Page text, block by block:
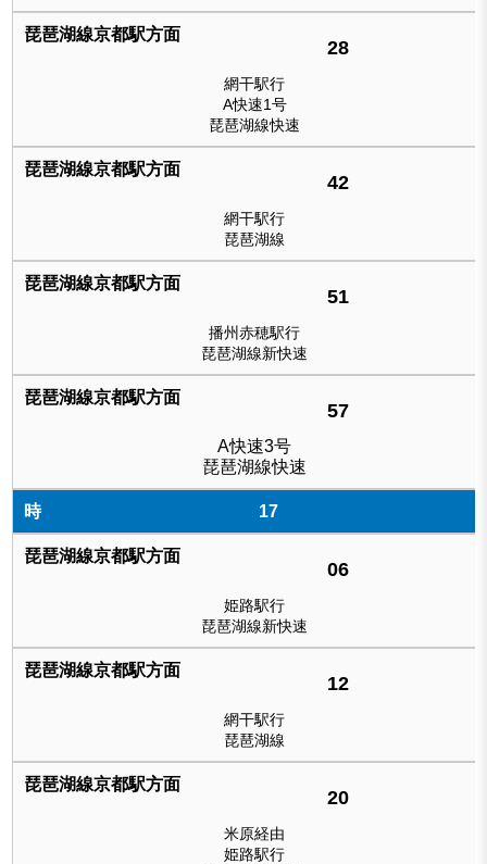
28
網干駅行
A快速1号
琵琶湖線快速
42
網干駅行
琵琶湖線
51
播州赤穂駅行
琵琶湖線新快速
57
A快速3号
琵琶湖線快速
17
06
姫路駅行
琵琶湖線新快速
12
網干駅行
琵琶湖線
20
米原経由
姫路駅行